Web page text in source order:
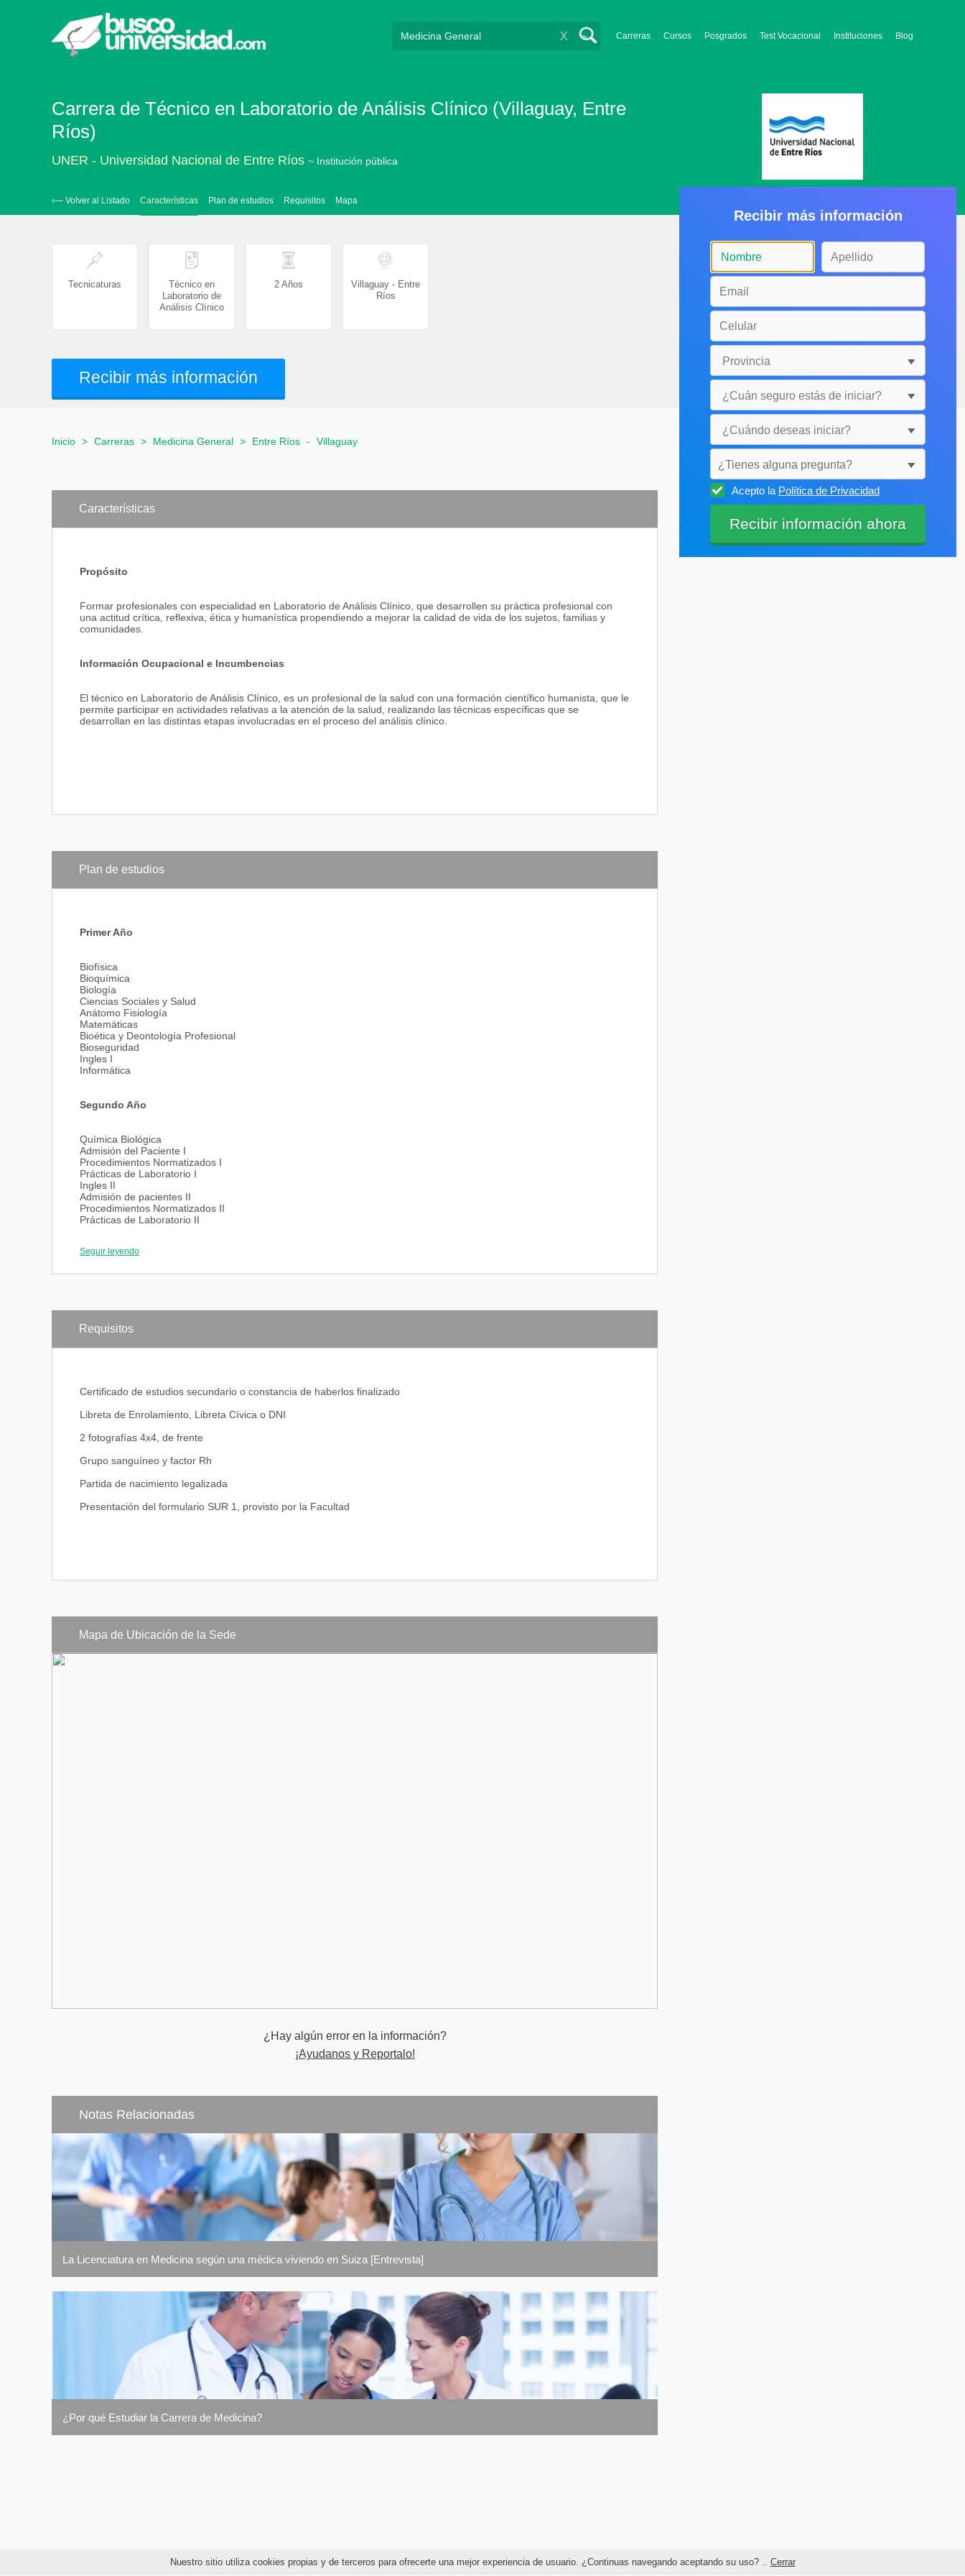
Nuestro sitio utiliza cookies propias y de terceros para ofrecerte una mejor experiencia de usuario. ¿Continuas navegando aceptando su uso? .. Cerrar
Carreras Cursos Posgrados Test Vocacional Instituciones Blog
X
Carrera de Técnico en Laboratorio de Análisis Clínico (Villaguay, Entre
Ríos)
UNER - Universidad Nacional de Entre Ríos ~ Institución pública
‹— Volver al Listado Características Plan de estudios Requisitos Mapa
Tecnicaturas
Técnico en
Laboratorio de
Análisis Clínico
2 Años
Villaguay - Entre
Ríos
Recibir más información
Inicio > Carreras > Medicina General > Entre Ríos - Villaguay
Características
Propósito
Formar profesionales con especialidad en Laboratorio de Análisis Clínico, que desarrollen su práctica profesional con
una actitud crítica, reflexiva, ética y humanística propendiendo a mejorar la calidad de vida de los sujetos, familias y
comunidades.
Información Ocupacional e Incumbencias
El técnico en Laboratorio de Análisis Clínico, es un profesional de la salud con una formación científico humanista, que le
permite participar en actividades relativas a la atención de la salud, realizando las técnicas específicas que se
desarrollan en las distintas etapas involucradas en el proceso del análisis clínico.
Plan de estudios
Primer Año
Biofísica
Bioquímica
Biología
Ciencias Sociales y Salud
Anátomo Fisiología
Matemáticas
Bioética y Deontología Profesional
Bioseguridad
Ingles I
Informática
Segundo Año
Química Biológica
Admisión del Paciente I
Procedimientos Normatizados I
Prácticas de Laboratorio I
Ingles II
Admisión de pacientes II
Procedimientos Normatizados II
Prácticas de Laboratorio II
Tercer Año
Práctica Integral
Seguir leyendo
Requisitos
Certificado de estudios secundario o constancia de haberlos finalizado
Libreta de Enrolamiento, Libreta Cívica o DNI
2 fotografías 4x4, de frente
Grupo sanguíneo y factor Rh
Partida de nacimiento legalizada
Presentación del formulario SUR 1, provisto por la Facultad
Mapa de Ubicación de la Sede
¿Hay algún error en la información?
¡Ayudanos y Reportalo!
Notas Relacionadas
La Licenciatura en Medicina según una médica viviendo en Suiza [Entrevista]
¿Por qué Estudiar la Carrera de Medicina?
Recibir más información
¿Tienes alguna pregunta?
Selecciónala
Acepto la Política de Privacidad